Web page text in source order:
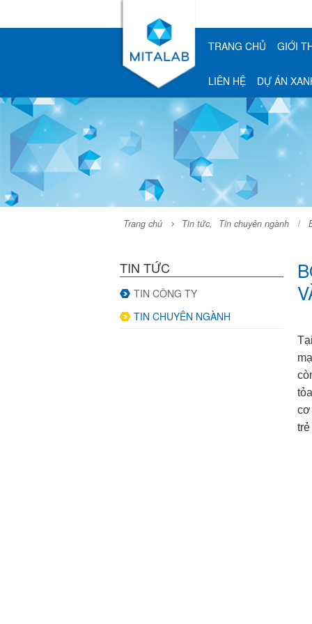
TRANG CHỦ GIỚI
LIÊN HỆ DỰ ÁN
Trang chủ Tin tức, Tin chuyên ngành
cơ
TIN TỨC
TIN CÔNG TY
TIN CHUYÊN NGÀNH